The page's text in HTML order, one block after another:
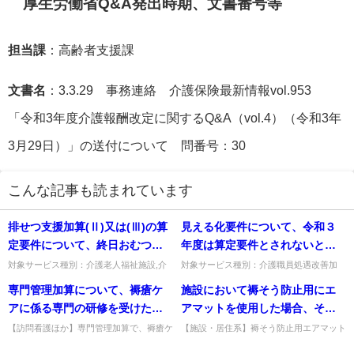
厚生労働省Q&A発出時期、文書番号等
担当課 ：高齢者支援課
文書名 ：3.3.29 事務連絡 介護保険最新情報vol.953
「令和3年度介護報酬改定に関するQ&A（vol.4）（令和3年
3月29日）」の送付について 問番号：30
こんな記事も読まれています
排せつ支援加算(Ⅱ)又は(Ⅲ)の算
定要件について、終日おむつを
使用していた入所者が、夜間の
は、排せつ状態の改善と評価し
て差し支えないか。
対象サービス種別：介護老人福祉施設,介
護老人福祉施設,看護小規模多機能型居宅
介護基準種別:介護報酬「...
見える化要件について、令和３
年度は算定要件とされないとあ
るが、令和３年度においては特
必要はないのか。
対象サービス種別：介護職員処遇改善加
別:介護報酬「」質問見える化要件につい
て、令和３年度は算定要件とされ...
専門管理加算について、褥瘡ケ
アに係る専門の研修を受けた看
護師と特定行為研修を修了した
【訪問看護ほか】専門管理加算で、褥瘡ケ
施設において褥そう防止用にエ
アマットを使用した場合、その
費用を利用者から徴収できる
【施設・居住系】褥そう防止用エアマット